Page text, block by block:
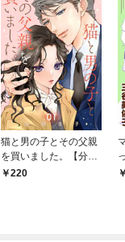
猫と男の子とその父親
を買いました。【分冊
版】 1
220